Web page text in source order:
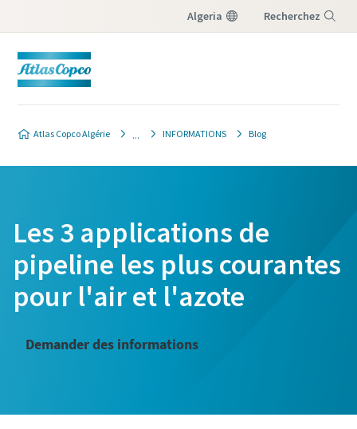
Algeria Recherchez
Atlas Copco Algérie INFORMATIONS Blog
Les 3 applications de
pipeline les plus courantes
pour l'air et l'azote
Demander des informations